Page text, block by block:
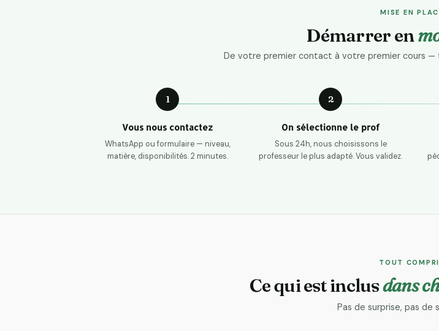
MISE EN
Démarrer en
De votre premier contact à votre premier cours —
1
Vous nous contactez
WhatsApp ou formulaire — niveau,
matière, disponibilités. 2 minutes.
2
On sélectionne le prof
Sous 24h, nous choisissons le
professeur le plus adapté. Vous validez.
TOUT
Ce qui est inclusdans
Pas de surprise, pas de